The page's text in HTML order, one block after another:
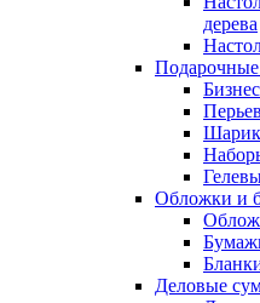
дерева
Обложки и
Деловые